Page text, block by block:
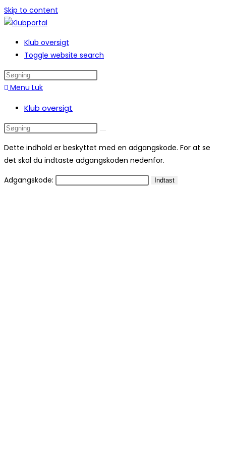
Skip to content
Klub oversigt
Toggle website search
Menu Luk
Klub oversigt
Dette indhold er beskyttet med en adgangskode. For at se
det skal du indtaste adgangskoden nedenfor.
Adgangskode: